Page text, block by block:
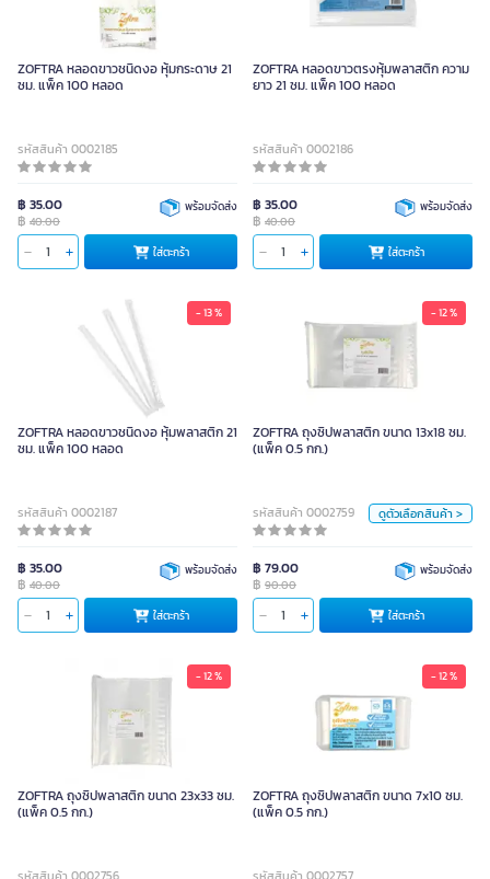
ZOFTRA หลอดขาวชนิดงอ หุ้มกระดาษ 21
ซม. แพ็ค 100 หลอด
รหัสสินค้า 0002185
฿ 35.00
฿ 40.00
พร้อมจัดส่ง
ใส่ตะกร้า
ZOFTRA หลอดขาวตรงหุ้มพลาสติก ความ
ยาว 21 ซม. แพ็ค 100 หลอด
รหัสสินค้า 0002186
฿ 35.00
฿ 40.00
พร้อมจัดส่ง
ใส่ตะกร้า
- 13 %
ZOFTRA หลอดขาวชนิดงอ หุ้มพลาสติก 21
ซม. แพ็ค 100 หลอด
รหัสสินค้า 0002187
฿ 35.00
฿ 40.00
พร้อมจัดส่ง
ใส่ตะกร้า
- 12 %
ZOFTRA ถุงซิปพลาสติก ขนาด 13x18 ซม.
(แพ็ค 0.5 กก.)
รหัสสินค้า 0002759 ดูตัวเลือกสินค้า >
฿ 79.00
฿ 90.00
พร้อมจัดส่ง
ใส่ตะกร้า
ZOFTRA ถุงซิปพลาสติก ขนาด 13x18
หน่วย
ใส่ตะกร้า
- 12 %
ZOFTRA ถุงซิปพลาสติก ขนาด 23x33 ซม.
(แพ็ค 0.5 กก.)
- 12 %
ZOFTRA ถุงซิปพลาสติก ขนาด 7x10 ซม.
(แพ็ค 0.5 กก.)